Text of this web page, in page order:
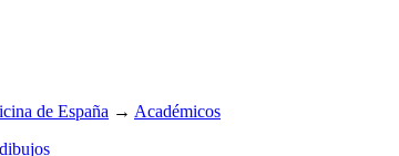
de España → Académicos